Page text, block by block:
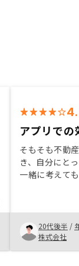
アプリで
そもそも不動
き、自分にと
一緒に考えて
古で長期的に
プランにあっ
20代後半 /
株式会社